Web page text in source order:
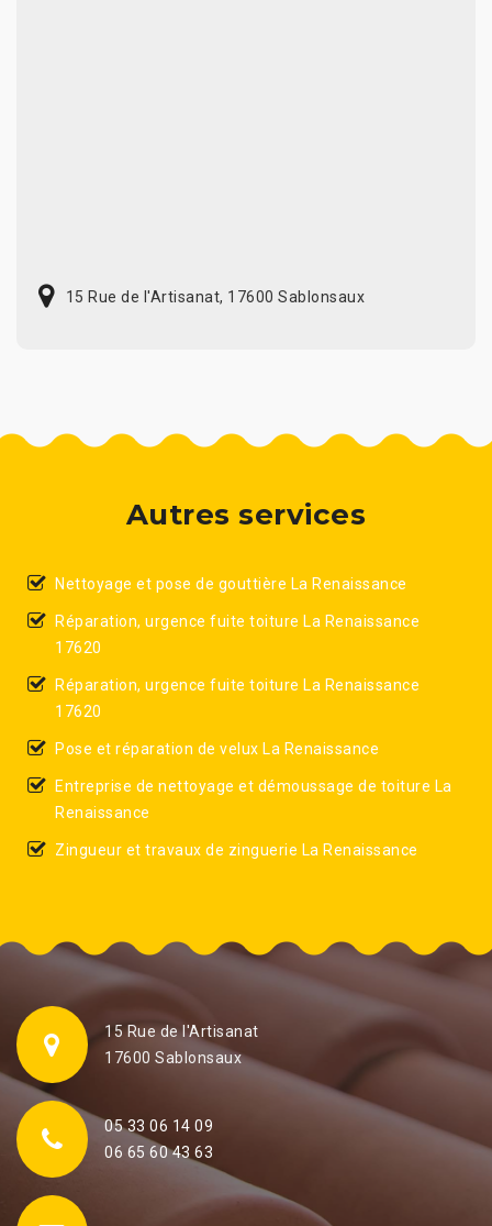
15 Rue de l'Artisanat, 17600 Sablonsaux
Autres services
Nettoyage et pose de gouttière La Renaissance
Réparation, urgence fuite toiture La Renaissance
17620
Réparation, urgence fuite toiture La Renaissance
17620
Pose et réparation de velux La Renaissance
Entreprise de nettoyage et démoussage de toiture La
Renaissance
Zingueur et travaux de zinguerie La Renaissance
15 Rue de l'Artisanat
17600 Sablonsaux
05 33 06 14 09
06 65 60 43 63